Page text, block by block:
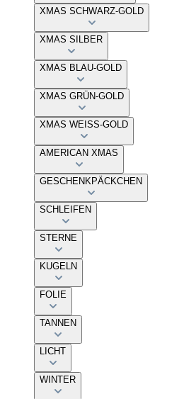
XMAS SCHWARZ-GOLD
XMAS SILBER
XMAS BLAU-GOLD
XMAS GRÜN-GOLD
XMAS WEISS-GOLD
AMERICAN XMAS
GESCHENKPÄCKCHEN
SCHLEIFEN
STERNE
KUGELN
FOLIE
TANNEN
LICHT
WINTER